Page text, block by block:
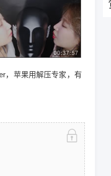
，苹果用解压专家，有
打赏
元
内容